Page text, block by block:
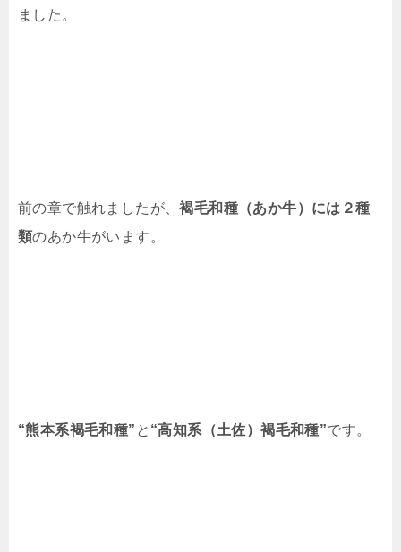
ました。
前の章で触れましたが、褐毛和種（あか牛）には２種
類のあか牛がいます。
“熊本系褐毛和種” と “高知系（土佐）褐毛和種”です。